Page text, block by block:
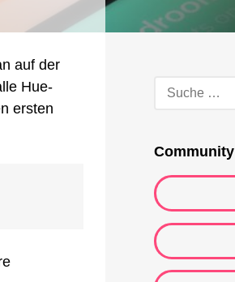
auf der
Hue-
ersten
Suche
Community